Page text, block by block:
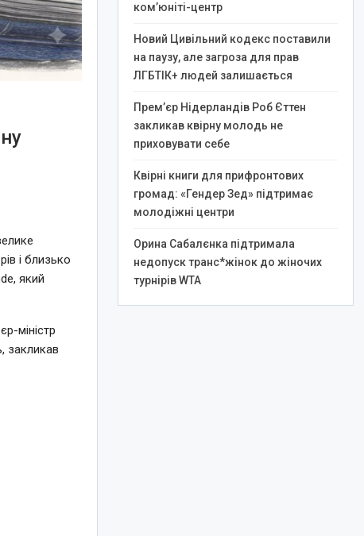
і близько
який
міністр
закликав
ком’юніті-центр
Новий Цивільний кодекс поставили
на паузу, але загроза для прав
ЛГБТІК+ людей залишається
Прем’єр Нідерландів Роб Єттен
закликав квірну молодь не
приховувати себе
Квірні книги для прифронтових
громад: «Гендер Зед» підтримає
молодіжні центри
Орина Сабалєнка підтримала
недопуск транс*жінок до жіночих
турнірів WTA